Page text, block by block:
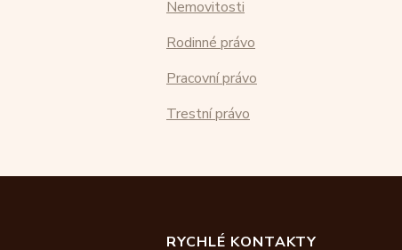
Nemovitosti
Rodinné právo
Pracovní právo
Trestní právo
RYCHLÉ KONTAKTY